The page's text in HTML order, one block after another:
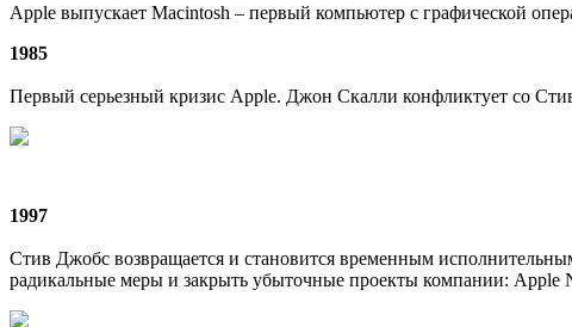
Apple выпускает Macintosh – первый компьютер с графической
1985
Первый серьезный кризис Apple. Джон Скалли конфликтует со
1997
Стив Джобс возвращается и становится временным
радикальные меры и закрыть убыточные проекты компании: Apple